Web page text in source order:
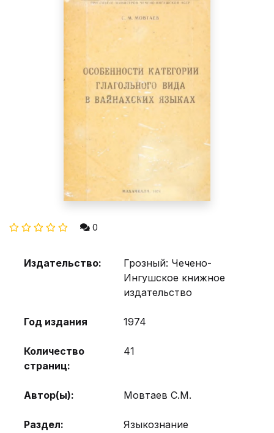
0
Издательство:
Грозный: Чечено-
Ингушское книжное
издательство
Год издания 1974
Количество
страниц:
41
Автор(ы): Мовтаев С.М.
Раздел: Языкознание